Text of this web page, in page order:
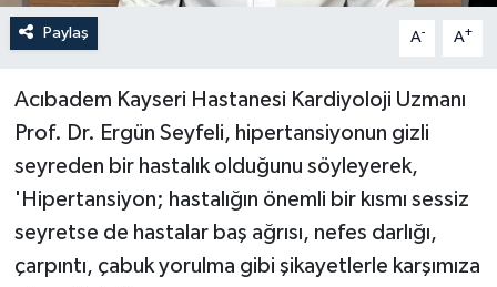
Paylaş A- A+
Acıbadem Kayseri Hastanesi Kardiyoloji Uzmanı
Prof. Dr. Ergün Seyfeli, hipertansiyonun gizli
seyreden bir hastalık olduğunu söyleyerek,
'Hipertansiyon; hastalığın önemli bir kısmı sessiz
seyretse de hastalar baş ağrısı, nefes darlığı,
çarpıntı, çabuk yorulma gibi şikayetlerle karşımıza